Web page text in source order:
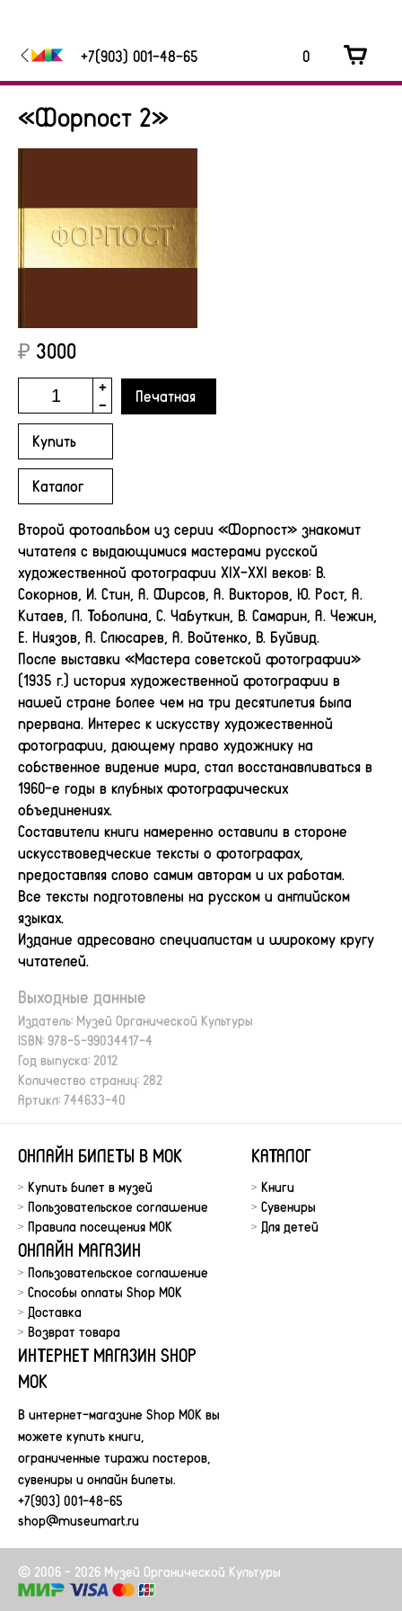
+7(903) 001-48-65 0
«Форпост 2»
Второй фотоальбом из серии «Форпост» знакомит
читателя с выдающимися мастерами русской
художественной фотографии ХIХ-ХХI веков: В.
Сокорнов, И. Стин, А. Фирсов, А. Викторов, Ю. Рост, А.
Китаев, Л. Тоболина, С. Чабуткин, В. Самарин, А. Чежин,
Е. Ниязов, А. Слюсарев, А. Войтенко, В. Буйвид.
После выставки «Мастера советской фотографии»
(1935 г.) история художественной фотографии в
нашей стране более чем на три десятилетия была
прервана. Интерес к искусству художественной
фотографии, дающему право художнику на
собственное видение мира, стал восстанавливаться в
1960-е годы в клубных фотографических
объединениях.
Составители книги намеренно оставили в стороне
искусствоведческие тексты о фотографах,
предоставляя слово самим авторам и их работам.
Все тексты подготовлены на русском и английском
языках.
Издание адресовано специалистам и широкому кругу
читателей.
Выходные данные
Издатель: Музей Органической Культуры
ISBN: 978-5-99034417-4
Год выпуска: 2012
Количество страниц: 282
Артикл: 744633-40
₽ 3000
+
- Печатная
Купить
Каталог
ОНЛАЙН БИЛЕТЫ В МОК
Купить билет в музей
Пользовательское соглашение
Правила посещения МОК
ОНЛАЙН МАГАЗИН
Пользовательское соглашение
Способы оплаты Shop MOK
Доставка
Возврат товара
КАТАЛОГ
Книги
Сувениры
Для детей
ИНТЕРНЕТ МАГАЗИН SHOP
MOK
В интернет-магазине Shop MOK вы
можете купить книги,
ограниченные тиражи постеров,
сувениры и онлайн билеты.
+7(903) 001-48-65
shop@museumart.ru
© 2006 - 2026 Музей Органической Культуры